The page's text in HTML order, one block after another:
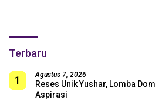
Terbaru
1 Agustus 7, 2026
Reses Unik Yushar, Lomba
Aspirasi